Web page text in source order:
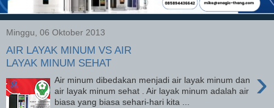
Minggu, 06 Oktober 2013
AIR LAYAK MINUM VS AIR
LAYAK MINUM SEHAT
›
Air minum dibedakan menjadi air layak minum dan
air layak minum sehat . Air layak minum adalah air
biasa yang biasa sehari-hari kita ...